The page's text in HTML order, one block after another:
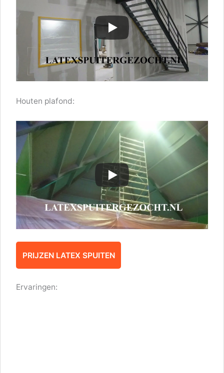
Houten plafond:
PRIJZEN LATEX SPUITEN
Ervaringen: